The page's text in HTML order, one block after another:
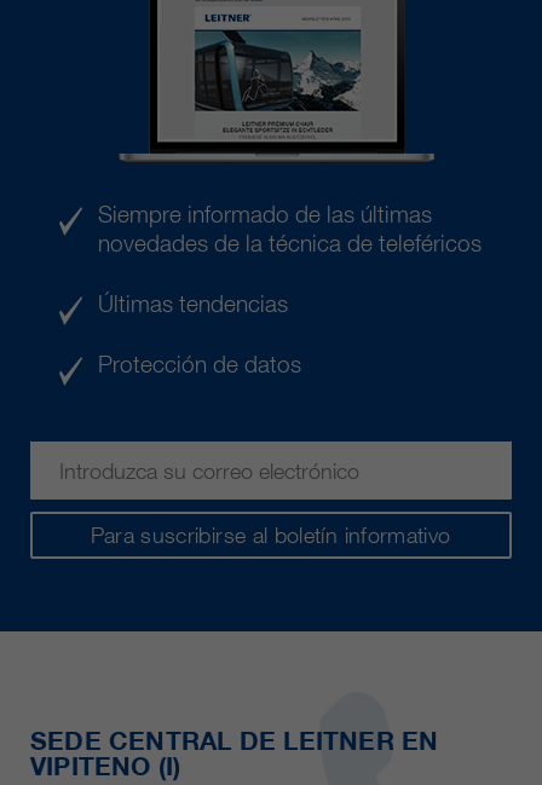
Para suscribirse al boletín informativo
Siempre informado de las últimas
novedades de la técnica de teleféricos
Últimas tendencias
Protección de datos
SEDE CENTRAL DE LEITNER EN
VIPITENO (I)